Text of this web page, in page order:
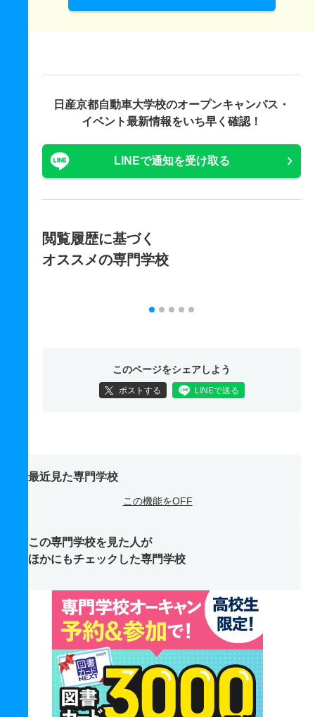
日産京都自動車大学校のオープンキャンパス・
イベント最新情報をいち早く確認！
LINEで通知を受け取る
閲覧履歴に基づく
オススメの専門学校
このページをシェアしよう
ポストする LINEで送る
最近見た専門学校
この機能をOFF
この専門学校を見た人が
ほかにもチェックした専門学校